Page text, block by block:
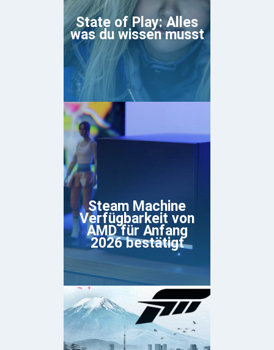
State of Play: Alles
was du wissen musst
Steam Machine
Verfügbarkeit von
AMD für Anfang
2026 bestätigt